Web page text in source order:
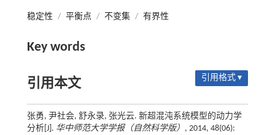
稳定性 / 平衡点 / 不变集 / 有界性
Key words
引用本文 引用格式 ▾
张勇, 尹社会, 舒永录, 张光云. 新超混沌系统模型的动力学
分析[J]. 华中师范大学学报（自然科学版） , 2014, 48(06):